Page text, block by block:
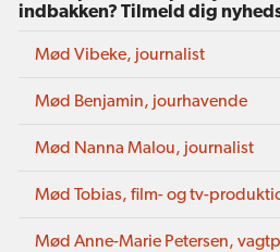
indbakken? Tilmeld dig
Mød Vibeke, journalist
Mød Benjamin, jourhavende
Mød Nanna Malou, journalist
Mød Tobias, film- og tv-
Mød Anne-Marie Petersen,